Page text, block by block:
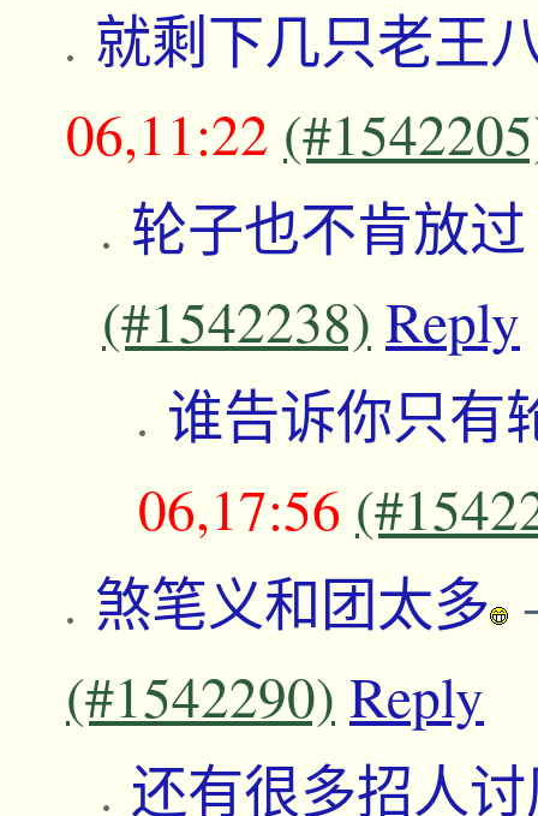
就剩下几只老王
06,11:22
轮子也不肯放
(#1542238) Reply
谁告诉你只有
06,17:56
煞笔义和团太多
(#1542290) Reply
还有很多招人